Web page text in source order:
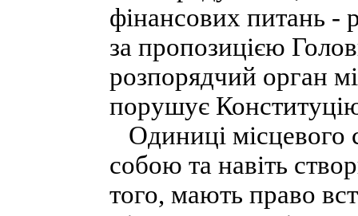
фінансових питань -
за пропозицією
розпорядчий орган
порушує
Одиниці місцевого
собою та навіть
того, мають право